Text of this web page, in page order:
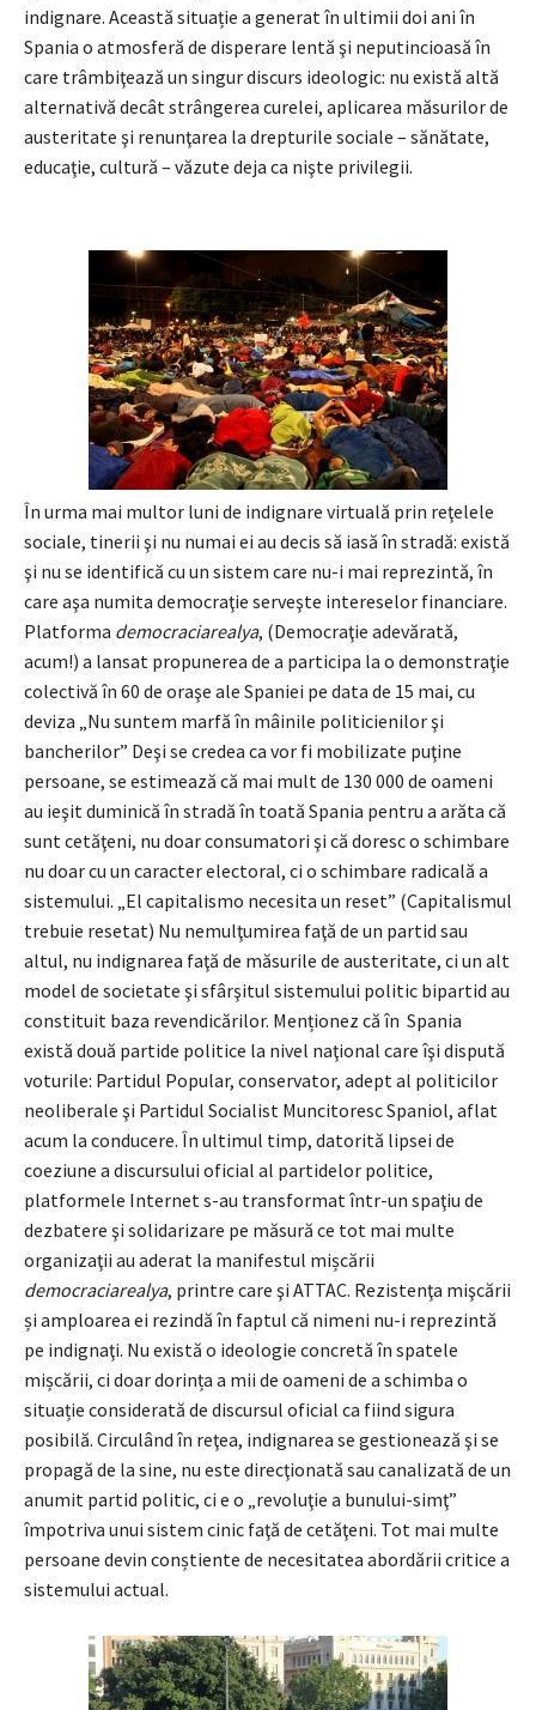
indignare. Această situație a generat în ultimii doi ani în
Spania o atmosferă de disperare lentă şi neputincioasă în
care trâmbiţează un singur discurs ideologic: nu există altă
alternativă decât strângerea curelei, aplicarea măsurilor de
austeritate şi renunţarea la drepturile sociale – sănătate,
educaţie, cultură – văzute deja ca nişte privilegii.
În urma mai multor luni de indignare virtuală prin reţelele
sociale, tinerii şi nu numai ei au decis să iasă în stradă: există
şi nu se identifică cu un sistem care nu-i mai reprezintă, în
care aşa numita democraţie serveşte intereselor financiare.
Platforma democraciarealya, (Democraţie adevărată,
acum!) a lansat propunerea de a participa la o demonstraţie
colectivă în 60 de oraşe ale Spaniei pe data de 15 mai, cu
deviza „Nu suntem marfă în mâinile politicienilor şi
bancherilor” Deşi se credea ca vor fi mobilizate puţine
persoane, se estimează că mai mult de 130 000 de oameni
au ieşit duminică în stradă în toată Spania pentru a arăta că
sunt cetăţeni, nu doar consumatori şi că doresc o schimbare
nu doar cu un caracter electoral, ci o schimbare radicală a
sistemului. „El capitalismo necesita un reset” (Capitalismul
trebuie resetat) Nu nemulţumirea faţă de un partid sau
altul, nu indignarea faţă de măsurile de austeritate, ci un alt
model de societate şi sfârşitul sistemului politic bipartid au
constituit baza revendicărilor. Menționez că în Spania
există două partide politice la nivel naţional care îşi dispută
voturile: Partidul Popular, conservator, adept al politicilor
neoliberale şi Partidul Socialist Muncitoresc Spaniol, aflat
acum la conducere. În ultimul timp, datorită lipsei de
coeziune a discursului oficial al partidelor politice,
platformele Internet s-au transformat într-un spaţiu de
dezbatere şi solidarizare pe măsură ce tot mai multe
organizaţii au aderat la manifestul mișcării
democraciarealya, printre care şi ATTAC. Rezistenţa mişcării
și amploarea ei rezindă în faptul că nimeni nu-i reprezintă
pe indignaţi. Nu există o ideologie concretă în spatele
mișcării, ci doar dorința a mii de oameni de a schimba o
situație considerată de discursul oficial ca fiind sigura
posibilă. Circulând în reţea, indignarea se gestionează şi se
propagă de la sine, nu este direcţionată sau canalizată de un
anumit partid politic, ci e o „revoluţie a bunului-simţ”
împotriva unui sistem cinic faţă de cetăţeni. Tot mai multe
persoane devin conștiente de necesitatea abordării critice a
sistemului actual.